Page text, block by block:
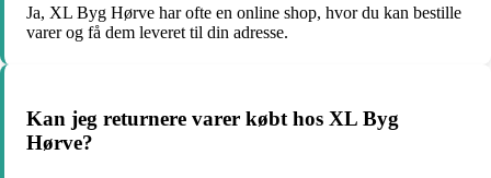
Ja, XL Byg Hørve har ofte en online shop, hvor du kan bestille
varer og få dem leveret til din adresse.
Kan jeg returnere varer købt hos XL Byg
Hørve?